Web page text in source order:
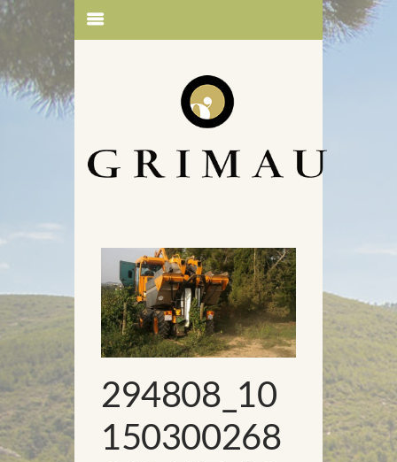
294808_10
150300268